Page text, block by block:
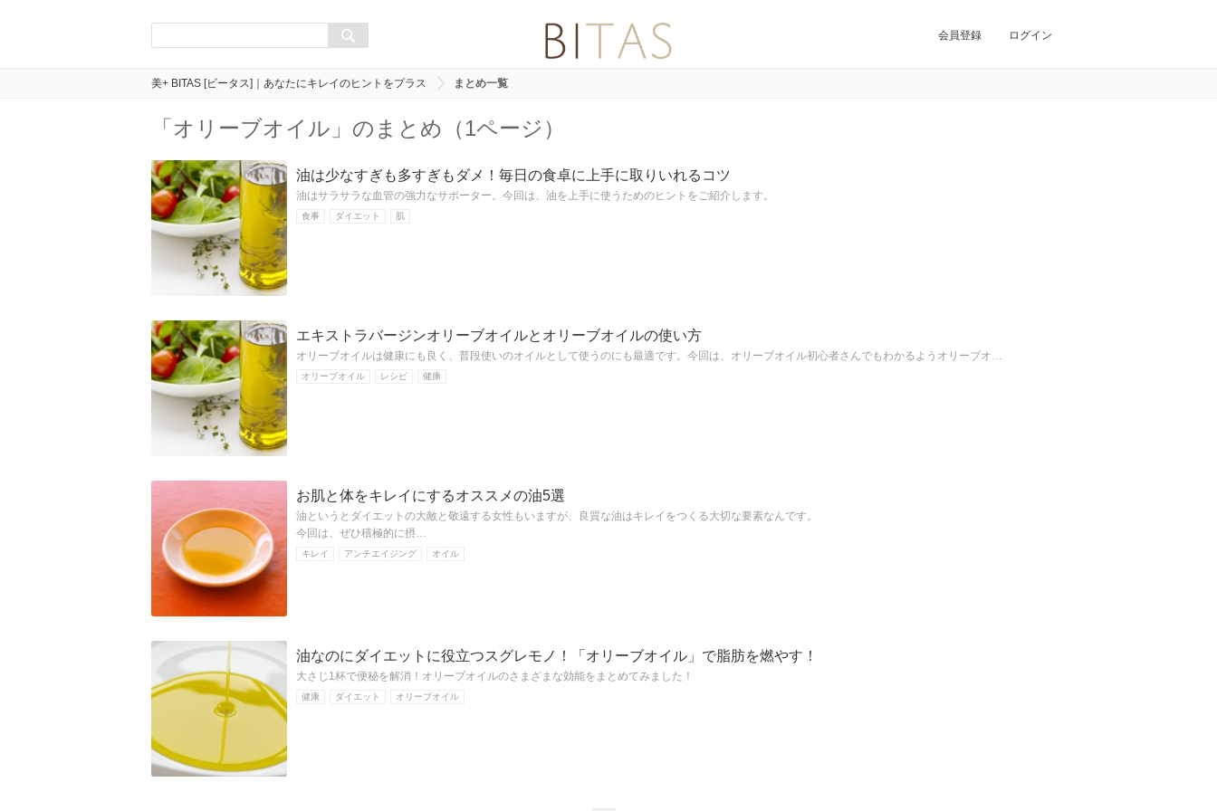
会員登録 ログイン
美+ BITAS [ビータス]｜あなたにキレイのヒントをプラス まとめ一覧
「オリーブオイル」のまとめ（1ページ）
油は少なすぎも多すぎもダメ！毎日の食卓に上手に取りいれるコツ
油はサラサラな血管の強力なサポーター。今回は、油を上手に使うためのヒントをご紹介します。
食事 ダイエット 肌
エキストラバージンオリーブオイルとオリーブオイルの使い方
オリーブオイルは健康にも良く、普段使いのオイルとして使うのにも最適です。今回は、オリーブオイル初心者さんでもわかるようオリーブオ…
オリーブオイル レシピ 健康
お肌と体をキレイにするオススメの油5選
油というとダイエットの大敵と敬遠する女性もいますが、良質な油はキレイをつくる大切な要素なんです。
今回は、ぜひ積極的に摂…
キレイ アンチエイジング オイル
油なのにダイエットに役立つスグレモノ！「オリーブオイル」で脂肪を燃やす！
大さじ1杯で便秘を解消！オリーブオイルのさまざまな効能をまとめてみました！
健康 ダイエット オリーブオイル